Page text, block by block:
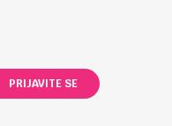
PRIJAVITE SE